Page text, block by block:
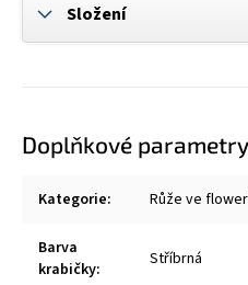
Složení
Doplňkové parametry
Kategorie: Růže ve
Barva
krabičky: Stříbrná